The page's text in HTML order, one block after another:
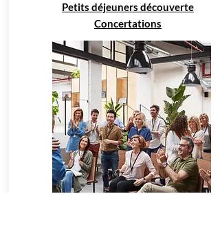
Petits déjeuners découverte
Concertations